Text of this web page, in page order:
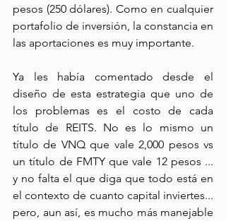
pesos (250 dólares). Como en cualquier
portafolio de inversión, la constancia en
las aportaciones es muy importante.
Ya les había comentado desde el
diseño de esta estrategia que uno de
los problemas es el costo de cada
título de REITS. No es lo mismo un
título de VNQ que vale 2,000 pesos vs
un título de FMTY que vale 12 pesos ...
y no falta el que diga que todo está en
el contexto de cuanto capital inviertes...
pero, aun así, es mucho más manejable